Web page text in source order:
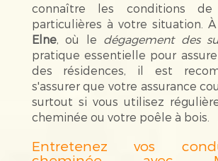
connaître les conditions de
particulières à votre situation. À
Elne, où le dégagement des
pratique essentielle pour
des résidences, il est
s'assurer que votre assurance
surtout si vous utilisez
cheminée ou votre poêle à bois.
Entretenez vos